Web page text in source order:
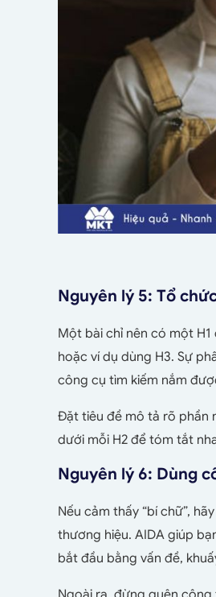
Nguyên lý 5: Tổ
Một bài chỉ nên có một H1
hoặc ví dụ dùng H3. Sự
công cụ tìm kiếm nắm
Đặt tiêu đề mô tả rõ phần
dưới mỗi H2 để tóm tắt
Nguyên lý 6: Dùng
Nếu cảm thấy “bí chữ”,
thương hiệu. AIDA giúp
bắt đầu bằng vấn đề,